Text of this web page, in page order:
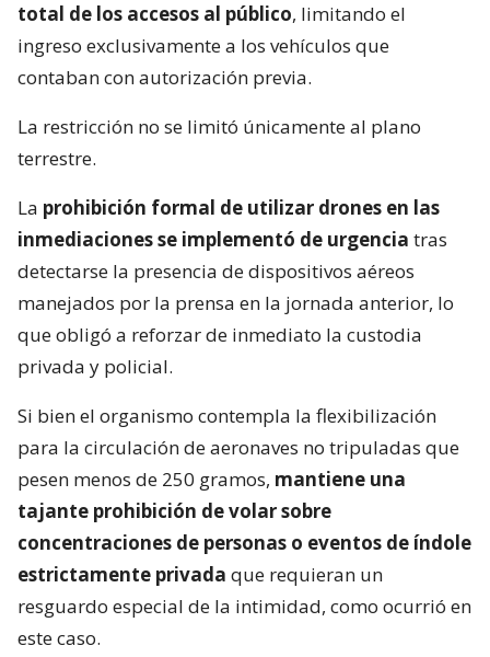
total de los accesos al público, limitando el
ingreso exclusivamente a los vehículos que
contaban con autorización previa.
La restricción no se limitó únicamente al plano
terrestre.
La prohibición formal de utilizar drones en las
inmediaciones se implementó de urgencia tras
detectarse la presencia de dispositivos aéreos
manejados por la prensa en la jornada anterior, lo
que obligó a reforzar de inmediato la custodia
privada y policial.
Si bien el organismo contempla la flexibilización
para la circulación de aeronaves no tripuladas que
pesen menos de 250 gramos, mantiene una
tajante prohibición de volar sobre
concentraciones de personas o eventos de índole
estrictamente privada que requieran un
resguardo especial de la intimidad, como ocurrió en
este caso.